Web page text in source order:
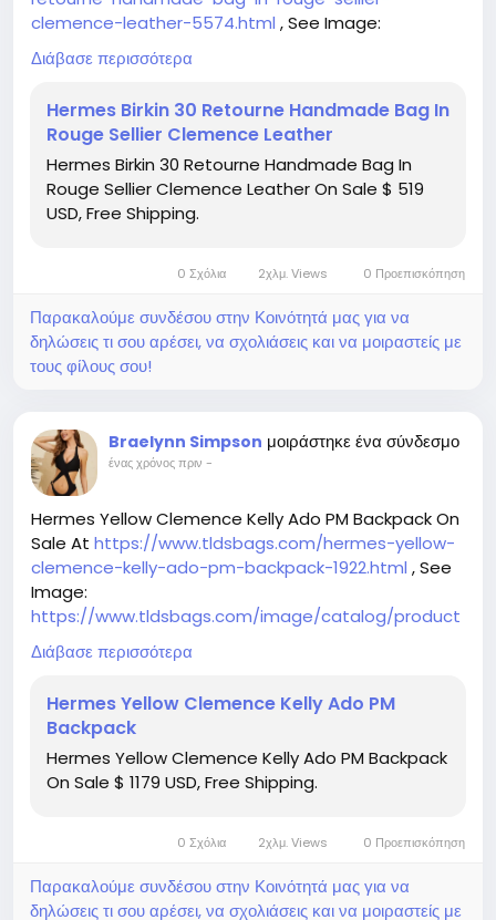
clemence-leather-5574.html , See Image:
https://www.tldsbags.com/image/catalog/product
s/hermes-birkin-30-retourne-handmade-bag-in-
Διάβασε περισσότερα
Hermes Birkin 30 Retourne Handmade Bag In
Rouge Sellier Clemence Leather
Hermes Birkin 30 Retourne Handmade Bag In
Rouge Sellier Clemence Leather On Sale $ 519
USD, Free Shipping.
0 Σχόλια 2χλμ. Views 0 Προεπισκόπηση
Παρακαλούμε συνδέσου στην Κοινότητά μας για να
δηλώσεις τι σου αρέσει, να σχολιάσεις και να μοιραστείς με
τους φίλους σου!
Braelynn Simpson μοιράστηκε ένα σύνδεσμο
ένας χρόνος πριν -
Hermes Yellow Clemence Kelly Ado PM Backpack On
Sale At https://www.tldsbags.com/hermes-yellow-
clemence-kelly-ado-pm-backpack-1922.html , See
Image:
https://www.tldsbags.com/image/catalog/product
s/hermes-yellow-clemence-kelly-ado-pm-
backpack-1922.jpg
Διάβασε περισσότερα
Hermes Yellow Clemence Kelly Ado PM
Backpack
Hermes Yellow Clemence Kelly Ado PM Backpack
On Sale $ 1179 USD, Free Shipping.
0 Σχόλια 2χλμ. Views 0 Προεπισκόπηση
Παρακαλούμε συνδέσου στην Κοινότητά μας για να
δηλώσεις τι σου αρέσει, να σχολιάσεις και να μοιραστείς με